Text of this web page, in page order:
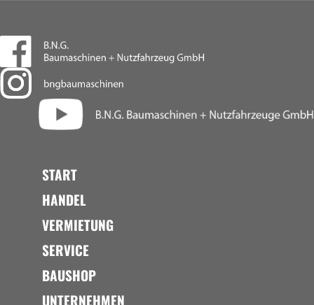
START
HANDEL
VERMIETUNG
SERVICE
BAUSHOP
UNTERNEHMEN